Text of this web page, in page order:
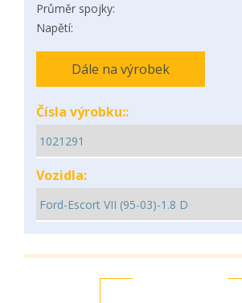
Průměr spojky:
Napětí:
Dále na výrobek
Čísla výrobku::
Vozidla: